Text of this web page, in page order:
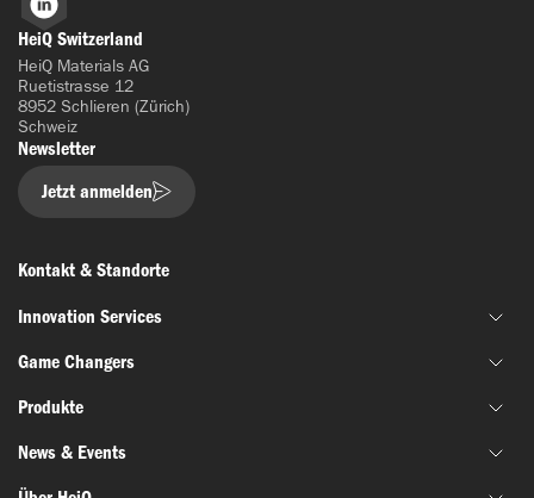
LinkedIn
HeiQ Switzerland
HeiQ Materials AG
Ruetistrasse 12
8952 Schlieren (Zürich)
Schweiz
Newsletter
Jetzt anmelden
Kontakt & Standorte
Innovation Services
Gemeinsame Materialentwicklung
Finanzierung & Zuschussunterstützung
Innovationsnetzwerke
Materialprüfung
Game Changers
HeiQ IoniX
HeiQ GrapheneX
Produkte
Biotechnologie
News & Events